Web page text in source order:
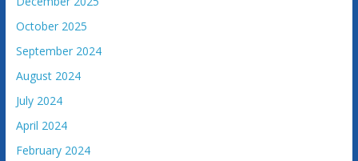
F
e
d
e
r
a
c
October 2025
September 2024
August 2024
July 2024
April 2024
February 2024